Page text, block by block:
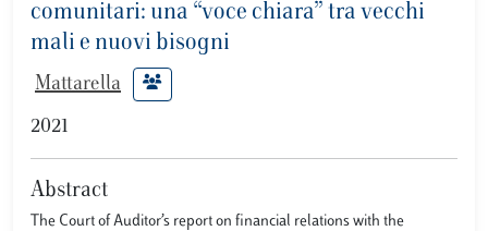
comunitari: una “voce chiara” tra vecchi
mali e nuovi bisogni
Mattarella
2021
Abstract
The Court of Auditor’s report on financial relations with the